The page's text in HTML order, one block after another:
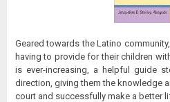
Geared towards the Latino
having to provide for their children
is ever-increasing, a helpful guide
direction, giving them the knowledge
court and successfully make a better